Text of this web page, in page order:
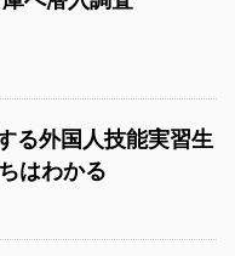
る外国人技能実習生
はわかる